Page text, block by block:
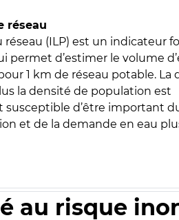
réseau
réseau (ILP) est un indicateur
permet d’estimer le volume
1 km de réseau potable. La
la densité de population est
susceptible d’être important
et de la demande en eau
au risque